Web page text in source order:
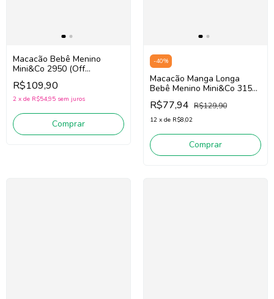
Macacão Bebê Menino
Mini&Co 2950 (Off
White/Marrom)
R$109,90
2 x de R$54,95 sem juros
Comprar
-40%
Macacão Manga Longa
Bebê Menino Mini&Co 3152
(Off White/Cinza)
R$77,94 R$129,90
12 x de R$8,02
Comprar